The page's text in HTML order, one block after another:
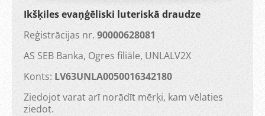
Ikšķiles evaņģēliski luteriskā draudze
Reģistrācijas nr. 90000628081
AS SEB Banka, Ogres filiāle, UNLALV2X
Konts: LV63UNLA0050016342180
Ziedojot varat arī norādīt mērķi, kam vēlaties
ziedot.